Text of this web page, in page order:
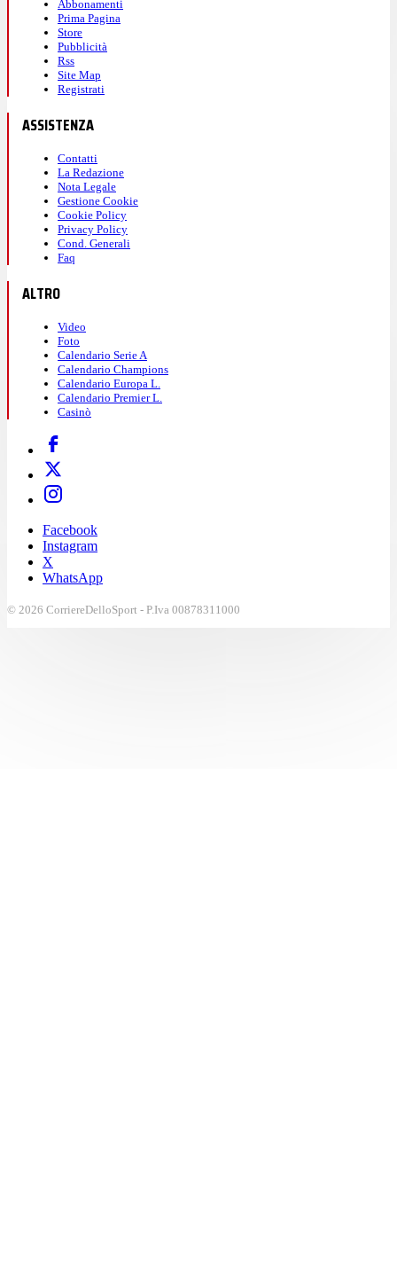
Abbonamenti
Prima Pagina
Store
Pubblicità
Rss
Site Map
Registrati
ASSISTENZA
Contatti
La Redazione
Nota Legale
Gestione Cookie
Cookie Policy
Privacy Policy
Cond. Generali
Faq
ALTRO
Video
Foto
Calendario Serie A
Calendario Champions
Calendario Europa L.
Calendario Premier L.
Casinò
Facebook
Instagram
X
WhatsApp
© 2026 CorriereDelloSport - P.Iva 00878311000